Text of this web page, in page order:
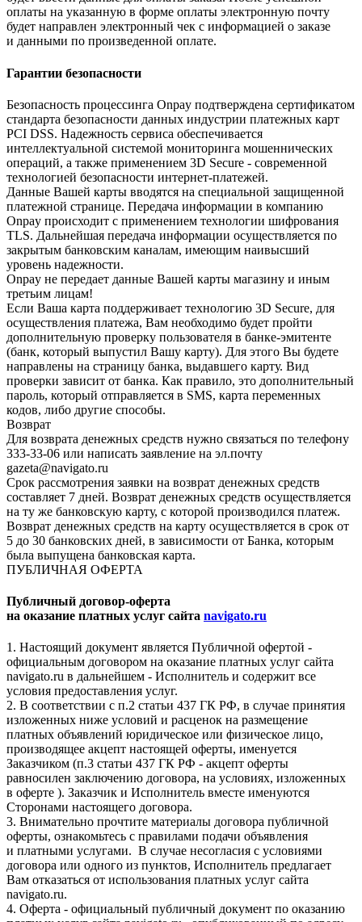
оплаты на указанную в форме оплаты электронную почту
будет направлен электронный чек с информацией о заказе
и данными по произведенной оплате.
Гарантии безопасности
Безопасность процессинга Onpay подтверждена сертификатом
стандарта безопасности данных индустрии платежных карт
PCI DSS. Надежность сервиса обеспечивается
интеллектуальной системой мониторинга мошеннических
операций, а также применением 3D Secure - современной
технологией безопасности интернет-платежей.
Данные Вашей карты вводятся на специальной защищенной
платежной странице. Передача информации в компанию
Onpay происходит с применением технологии шифрования
TLS. Дальнейшая передача информации осуществляется по
закрытым банковским каналам, имеющим наивысший
уровень надежности.
Onpay не передает данные Вашей карты магазину и иным
третьим лицам!
Если Ваша карта поддерживает технологию 3D Secure, для
осуществления платежа, Вам необходимо будет пройти
дополнительную проверку пользователя в банке-эмитенте
(банк, который выпустил Вашу карту). Для этого Вы будете
направлены на страницу банка, выдавшего карту. Вид
проверки зависит от банка. Как правило, это дополнительный
пароль, который отправляется в SMS, карта переменных
кодов, либо другие способы.
Возврат
Для возврата денежных средств нужно связаться по телефону
333-33-06 или написать заявление на эл.почту
gazeta@navigato.ru
Срок рассмотрения заявки на возврат денежных средств
составляет 7 дней. Возврат денежных средств осуществляется
на ту же банковскую карту, с которой производился платеж.
Возврат денежных средств на карту осуществляется в срок от
5 до 30 банковских дней, в зависимости от Банка, которым
была выпущена банковская карта.
ПУБЛИЧНАЯ ОФЕРТА
Публичный договор-оферта
на оказание платных услуг сайта navigato.ru
1. Настоящий документ является Публичной офертой -
официальным договором на оказание платных услуг сайта
navigato.ru в дальнейшем - Исполнитель и содержит все
условия предоставления услуг.
2. В соответствии с п.2 статьи 437 ГК РФ, в случае принятия
изложенных ниже условий и расценок на размещение
платных объявлений юридическое или физическое лицо,
производящее акцепт настоящей оферты, именуется
Заказчиком (п.3 статьи 437 ГК РФ - акцепт оферты
равносилен заключению договора, на условиях, изложенных
в оферте ). Заказчик и Исполнитель вместе именуются
Сторонами настоящего договора.
3. Внимательно прочтите материалы договора публичной
оферты, ознакомьтесь с правилами подачи объявления
и платными услугами. В случае несогласия с условиями
договора или одного из пунктов, Исполнитель предлагает
Вам отказаться от использования платных услуг сайта
navigato.ru.
4. Оферта - официальный публичный документ по оказанию